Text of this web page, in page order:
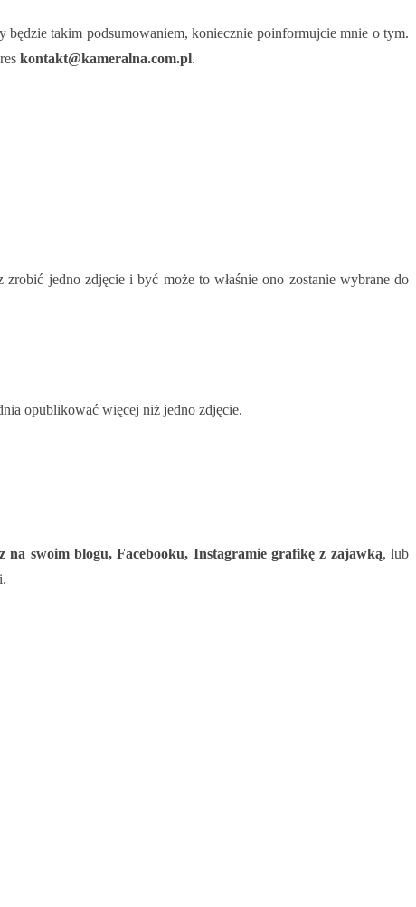
takim podsumowaniem, koniecznie poinformujcie mnie o tym.
kontakt@kameralna.com.pl.
zrobić jedno zdjęcie i być może to właśnie ono zostanie wybrane do
opublikować więcej niż jedno zdjęcie.
na swoim blogu, Facebooku, Instagramie grafikę z zajawką, lub